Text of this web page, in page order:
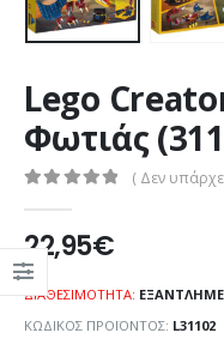
Lego
Φωτιάς
( Δεν
22,95€
ΔΙΑΘΕΣΙΜΌΤΗΤΑ:
ΚΩΔΙΚΌΣ ΠΡΟΪΌΝΤΟΣ: L31102